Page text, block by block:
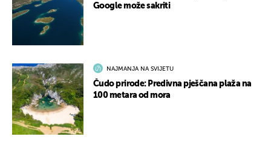
Google može sakriti
NAJMANJA NA SVIJETU
Čudo prirode: Predivna pješčana plaža na
100 metara od mora